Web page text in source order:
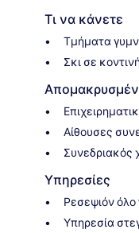
Τι να κάνετε
Τμήματα
Σκι σε
Αίθουσες
Συνεδριακός
Υπηρεσίες
Ρεσεψιόν
Υπηρεσία